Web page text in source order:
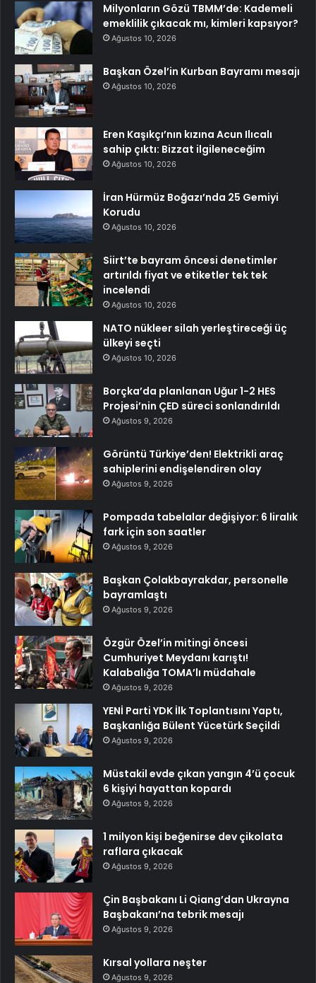
Milyonların Gözü TBMM’de: Kademeli
emeklilik çıkacak mı, kimleri kapsıyor?
Ağustos 10, 2026
Başkan Özel’in Kurban Bayramı mesajı
Ağustos 10, 2026
Eren Kaşıkçı’nın kızına Acun Ilıcalı
sahip çıktı: Bizzat ilgileneceğim
Ağustos 10, 2026
İran Hürmüz Boğazı’nda 25 Gemiyi
Korudu
Ağustos 10, 2026
Siirt’te bayram öncesi denetimler
artırıldı fiyat ve etiketler tek tek
incelendi
Ağustos 10, 2026
NATO nükleer silah yerleştireceği üç
ülkeyi seçti
Ağustos 10, 2026
Borçka’da planlanan Uğur 1-2 HES
Projesi’nin ÇED süreci sonlandırıldı
Ağustos 9, 2026
Görüntü Türkiye’den! Elektrikli araç
sahiplerini endişelendiren olay
Ağustos 9, 2026
Pompada tabelalar değişiyor: 6 liralık
fark için son saatler
Ağustos 9, 2026
Başkan Çolakbayrakdar, personelle
bayramlaştı
Ağustos 9, 2026
Özgür Özel’in mitingi öncesi
Cumhuriyet Meydanı karıştı!
Kalabalığa TOMA’lı müdahale
Ağustos 9, 2026
YENİ Parti YDK İlk Toplantısını Yaptı,
Başkanlığa Bülent Yücetürk Seçildi
Ağustos 9, 2026
Müstakil evde çıkan yangın 4’ü çocuk
6 kişiyi hayattan kopardı
Ağustos 9, 2026
1 milyon kişi beğenirse dev çikolata
raflara çıkacak
Ağustos 9, 2026
Çin Başbakanı Li Qiang’dan Ukrayna
Başbakanı’na tebrik mesajı
Ağustos 9, 2026
Kırsal yollara neşter
Ağustos 9, 2026